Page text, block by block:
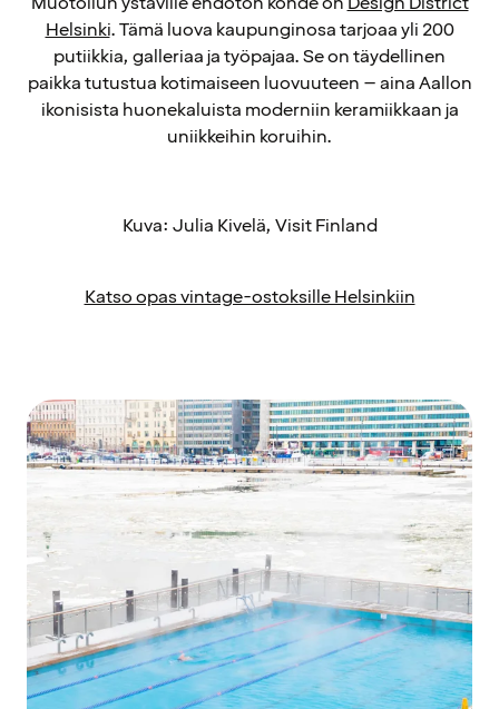
Helsinki. Tämä luova kaupunginosa tarjoaa yli 200
putiikkia, galleriaa ja työpajaa. Se on täydellinen
paikka tutustua kotimaiseen luovuuteen – aina Aallon
ikonisista huonekaluista moderniin keramiikkaan ja
uniikkeihin koruihin.
Kuva: Julia Kivelä, Visit Finland
Katso opas vintage-ostoksille Helsinkiin